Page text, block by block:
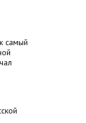
самый